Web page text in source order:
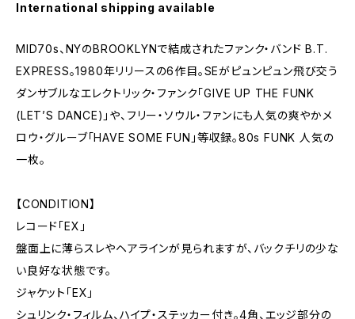
International shipping available
MID70s、NYのBROOKLYNで結成されたファンク・バンド B.T.
EXPRESS。1980年リリースの6作目。SEがピュンピュン飛び交う
ダンサブルなエレクトリック・ファンク「GIVE UP THE FUNK
(LET’S DANCE)」や、フリー・ソウル・ファンにも人気の爽やかメ
ロウ・グルーブ「HAVE SOME FUN」等収録。80s FUNK 人気の
一枚。
【CONDITION】
レコード「EX」
盤面上に薄らスレやヘアラインが見られますが、バックチリの少な
い良好な状態です。
ジャケット「EX」
シュリンク・フィルム、ハイプ・ステッカー付き。4角、エッジ部分の